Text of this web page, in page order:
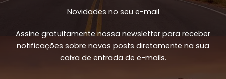
Novidades no seu e-mail
Assine gratuitamente nossa newsletter para receber
notificações sobre novos posts diretamente na sua
caixa de entrada de e-mails.